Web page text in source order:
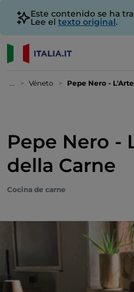
Este contenido se ha
Lee el texto original.
... Véneto Pepe Nero -
Pepe Nero -
della Carne
Cocina de carne